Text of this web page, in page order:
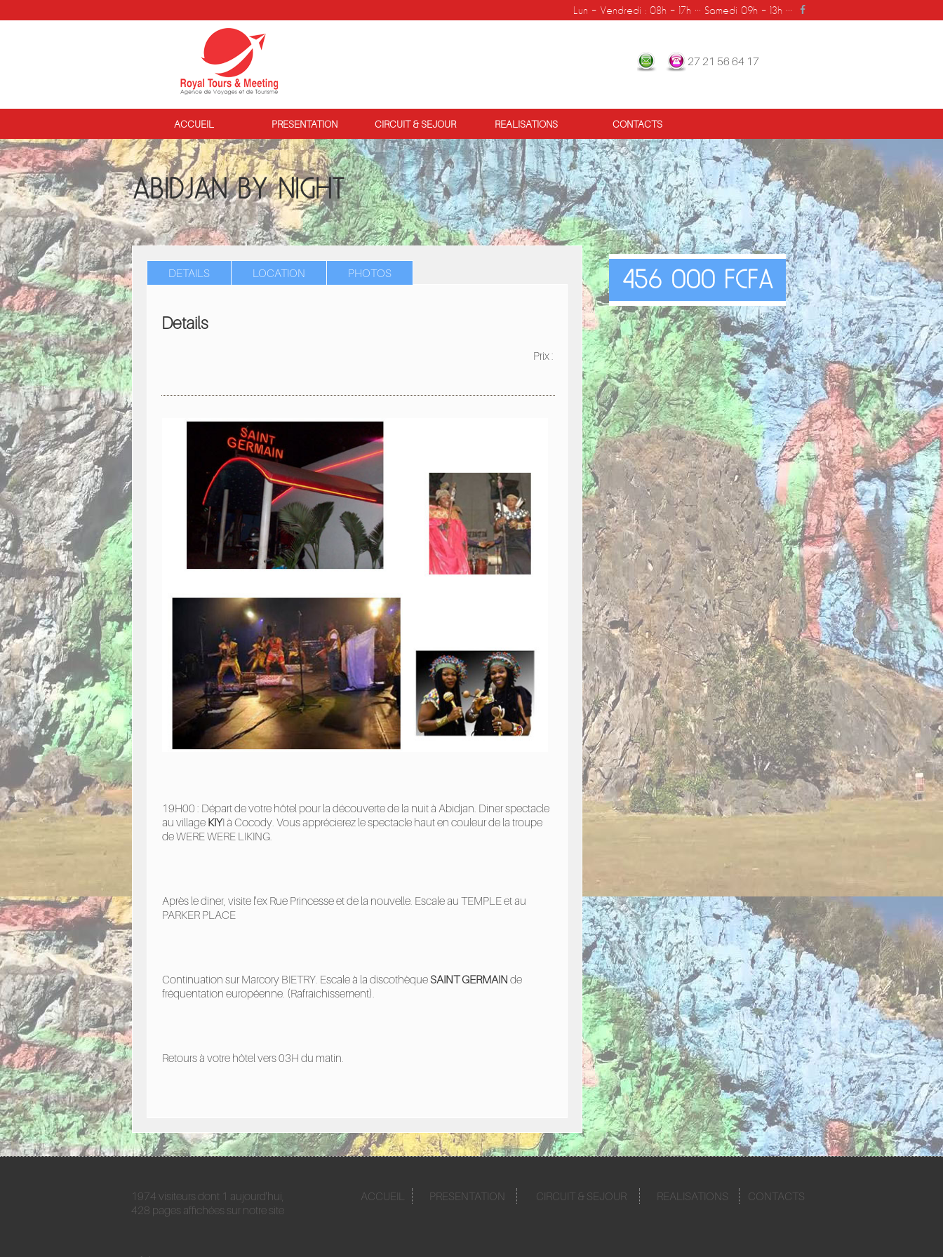
Lun - Vendredi : 08h - 17h ••• Samedi 09h - 13h •••
27 21 56 64 17
ACCUEIL PRESENTATION CIRCUIT & SEJOUR REALISATIONS CONTACTS
ABIDJAN BY NIGHT
DETAILS LOCATION PHOTOS
Details
Prix :
19H00 : Départ de votre hôtel pour la découverte de la nuit à Abidjan. Diner spectacle
au village KIYI à Cocody. Vous apprécierez le spectacle haut en couleur de la troupe
de WERE WERE LIKING.
Après le diner, visite l'ex Rue Princesse et de la nouvelle. Escale au TEMPLE et au
PARKER PLACE
Continuation sur Marcory BIETRY. Escale à la discothèqueSAINT GERMAIN de
fréquentation européenne. (Rafraichissement).
Retours à votre hôtel vers 03H du matin.
456 000 FCFA
1974 visiteurs dont 1 aujourd'hui,
428 pages affichées sur notre site
ACCUEIL PRESENTATION CIRCUIT & SEJOUR REALISATIONS CONTACTS